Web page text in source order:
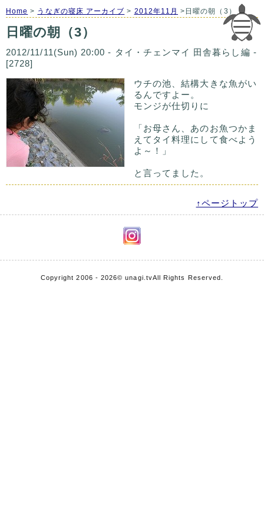
Home > うなぎの寝床 アーカイブ > 2012年11月 >日曜の朝（3）
日曜の朝（3）
2012/11/11(Sun) 20:00 - タイ・チェンマイ 田舎暮らし編 -
[2728]
ウチの池、結構大きな魚がい
るんですよー。
モンジが仕切りに
「お母さん、あのお魚つかま
えてタイ料理にして食べよう
よ～！」
と言ってました。
↑ページトップ
Copyright 2006 - 2026© unagi.tvAll Rights Reserved.